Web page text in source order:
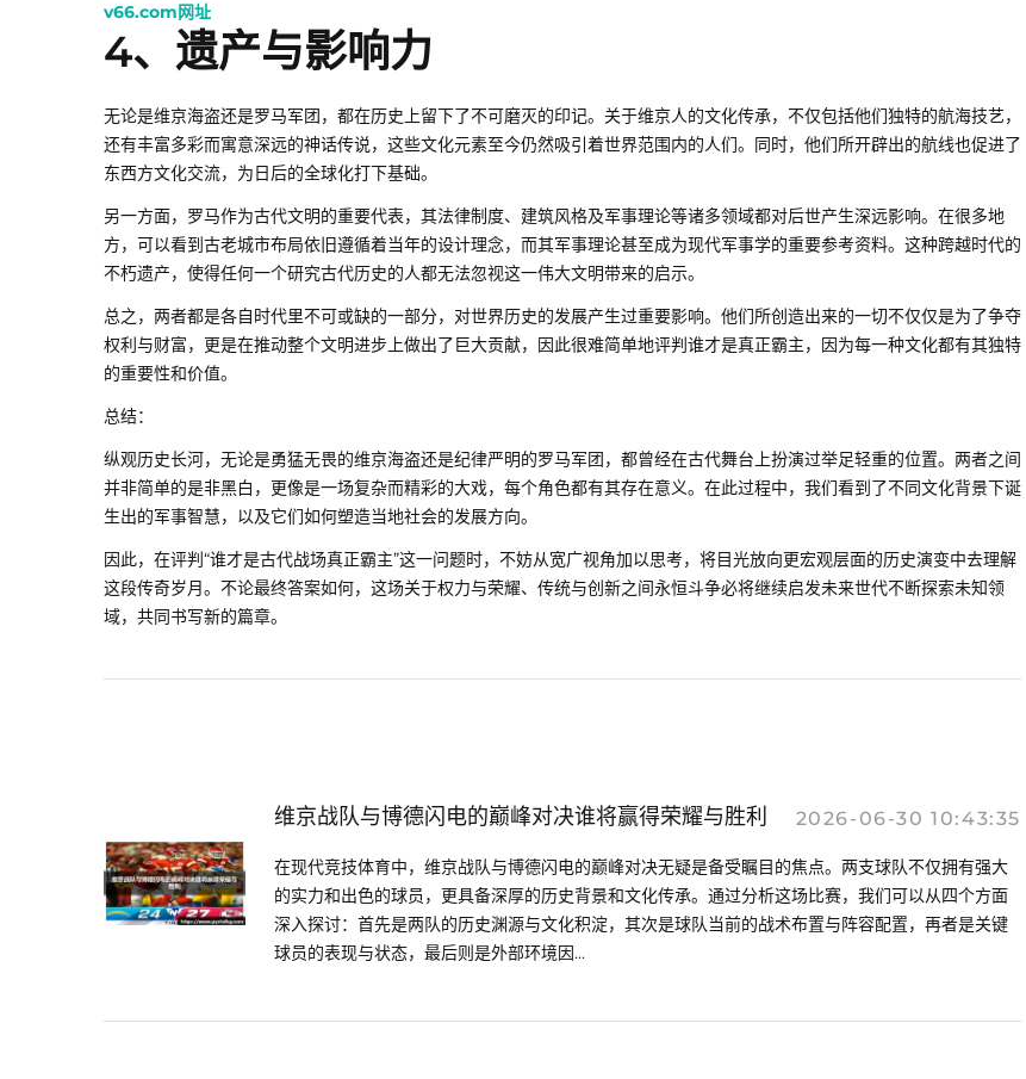
v66.com网址
4、遗产与影响力
无论是维京海盗还是罗马军团，都在历史上留下了不可磨灭的印记。关于维京人的文化传承，不仅包括他们独特的航海技艺，
还有丰富多彩而寓意深远的神话传说，这些文化元素至今仍然吸引着世界范围内的人们。同时，他们所开辟出的航线也促进了
东西方文化交流，为日后的全球化打下基础。
另一方面，罗马作为古代文明的重要代表，其法律制度、建筑风格及军事理论等诸多领域都对后世产生深远影响。在很多地
方，可以看到古老城市布局依旧遵循着当年的设计理念，而其军事理论甚至成为现代军事学的重要参考资料。这种跨越时代的
不朽遗产，使得任何一个研究古代历史的人都无法忽视这一伟大文明带来的启示。
总之，两者都是各自时代里不可或缺的一部分，对世界历史的发展产生过重要影响。他们所创造出来的一切不仅仅是为了争夺
权利与财富，更是在推动整个文明进步上做出了巨大贡献，因此很难简单地评判谁才是真正霸主，因为每一种文化都有其独特
的重要性和价值。
总结：
纵观历史长河，无论是勇猛无畏的维京海盗还是纪律严明的罗马军团，都曾经在古代舞台上扮演过举足轻重的位置。两者之间
并非简单的是非黑白，更像是一场复杂而精彩的大戏，每个角色都有其存在意义。在此过程中，我们看到了不同文化背景下诞
生出的军事智慧，以及它们如何塑造当地社会的发展方向。
因此，在评判“谁才是古代战场真正霸主”这一问题时，不妨从宽广视角加以思考，将目光放向更宏观层面的历史演变中去理解
这段传奇岁月。不论最终答案如何，这场关于权力与荣耀、传统与创新之间永恒斗争必将继续启发未来世代不断探索未知领
域，共同书写新的篇章。
维京战队与博德闪电的巅峰对决谁将赢得荣耀与胜利 2026-06-30 10:43:35
在现代竞技体育中，维京战队与博德闪电的巅峰对决无疑是备受瞩目的焦点。两支球队不仅拥有强大
的实力和出色的球员，更具备深厚的历史背景和文化传承。通过分析这场比赛，我们可以从四个方面
深入探讨：首先是两队的历史渊源与文化积淀，其次是球队当前的战术布置与阵容配置，再者是关键
球员的表现与状态，最后则是外部环境因...